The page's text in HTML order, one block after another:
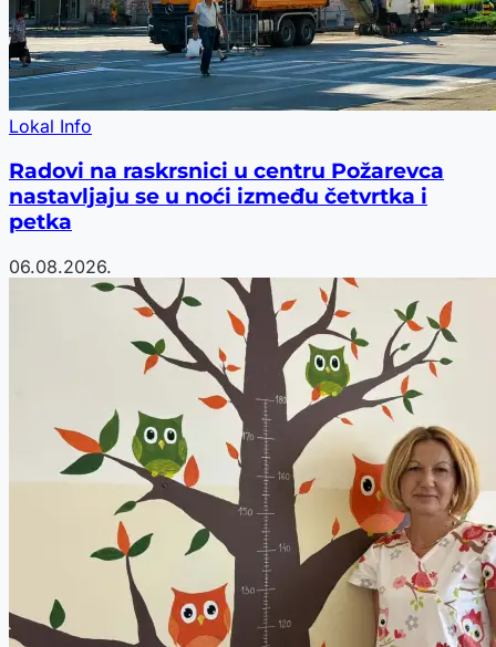
Lokal Info
Radovi na raskrsnici u centru Požarevca
nastavljaju se u noći između četvrtka i
petka
06.08.2026.